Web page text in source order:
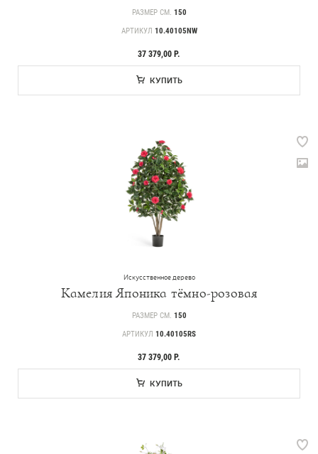
РАЗМЕР СМ. 150
АРТИКУЛ 10.40105NW
37 379,00 Р.
КУПИТЬ
Искусственное дерево
Камелия Японика тёмно-розовая
РАЗМЕР СМ. 150
АРТИКУЛ 10.40105RS
37 379,00 Р.
КУПИТЬ